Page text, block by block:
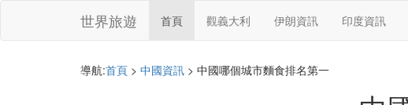
世界旅遊 首頁 觀義大利 伊朗資訊 印度資訊
導航:首頁 > 中國資訊 > 中國哪個城市麵食排名第一